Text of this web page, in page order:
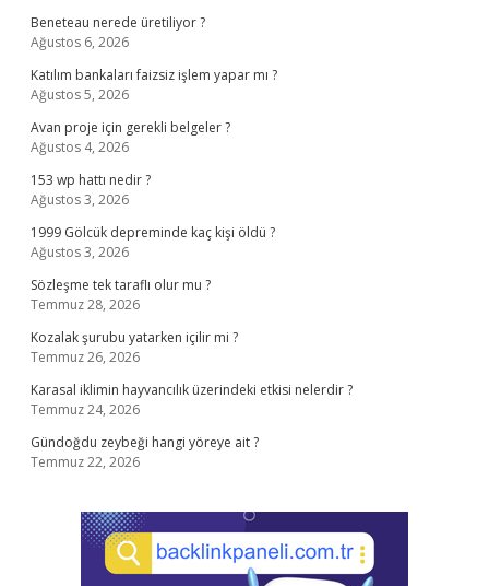
Beneteau nerede üretiliyor ?
Ağustos 6, 2026
Katılım bankaları faizsiz işlem yapar mı ?
Ağustos 5, 2026
Avan proje için gerekli belgeler ?
Ağustos 4, 2026
153 wp hattı nedir ?
Ağustos 3, 2026
1999 Gölcük depreminde kaç kişi öldü ?
Ağustos 3, 2026
Sözleşme tek taraflı olur mu ?
Temmuz 28, 2026
Kozalak şurubu yatarken içilir mi ?
Temmuz 26, 2026
Karasal iklimin hayvancılık üzerindeki etkisi nelerdir ?
Temmuz 24, 2026
Gündoğdu zeybeği hangi yöreye ait ?
Temmuz 22, 2026